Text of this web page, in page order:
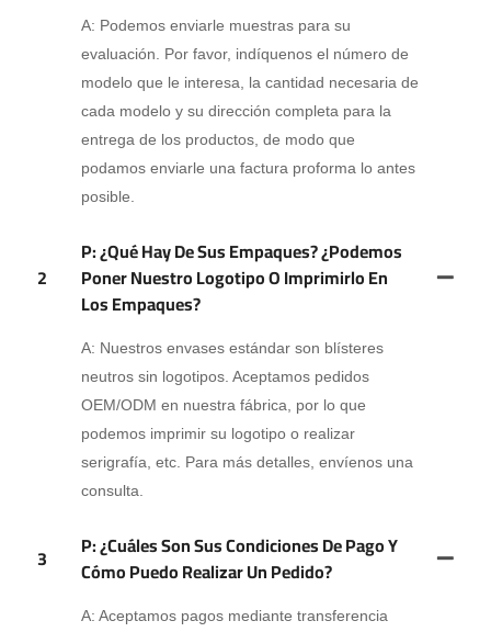
A: Podemos enviarle muestras para su
evaluación. Por favor, indíquenos el número de
modelo que le interesa, la cantidad necesaria de
cada modelo y su dirección completa para la
entrega de los productos, de modo que
podamos enviarle una factura proforma lo antes
posible.
2
P: ¿Qué Hay De Sus Empaques? ¿Podemos
Poner Nuestro Logotipo O Imprimirlo En
Los Empaques?
A: Nuestros envases estándar son blísteres
neutros sin logotipos. Aceptamos pedidos
OEM/ODM en nuestra fábrica, por lo que
podemos imprimir su logotipo o realizar
serigrafía, etc. Para más detalles, envíenos una
consulta.
3
P: ¿Cuáles Son Sus Condiciones De Pago Y
Cómo Puedo Realizar Un Pedido?
A: Aceptamos pagos mediante transferencia